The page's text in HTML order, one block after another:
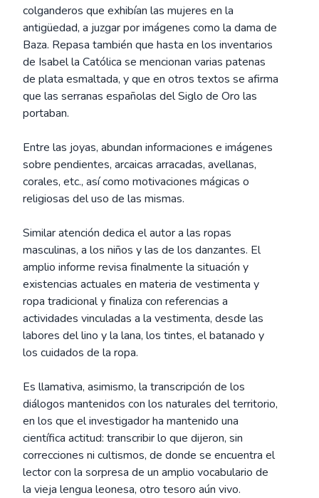
colganderos que exhibían las mujeres en la
antigüedad, a juzgar por imágenes como la dama de
Baza. Repasa también que hasta en los inventarios
de Isabel la Católica se mencionan varias patenas
de plata esmaltada, y que en otros textos se afirma
que las serranas españolas del Siglo de Oro las
portaban.
Entre las joyas, abundan informaciones e imágenes
sobre pendientes, arcaicas arracadas, avellanas,
corales, etc., así como motivaciones mágicas o
religiosas del uso de las mismas.
Similar atención dedica el autor a las ropas
masculinas, a los niños y las de los danzantes. El
amplio informe revisa finalmente la situación y
existencias actuales en materia de vestimenta y
ropa tradicional y finaliza con referencias a
actividades vinculadas a la vestimenta, desde las
labores del lino y la lana, los tintes, el batanado y
los cuidados de la ropa.
Es llamativa, asimismo, la transcripción de los
diálogos mantenidos con los naturales del territorio,
en los que el investigador ha mantenido una
científica actitud: transcribir lo que dijeron, sin
correcciones ni cultismos, de donde se encuentra el
lector con la sorpresa de un amplio vocabulario de
la vieja lengua leonesa, otro tesoro aún vivo.